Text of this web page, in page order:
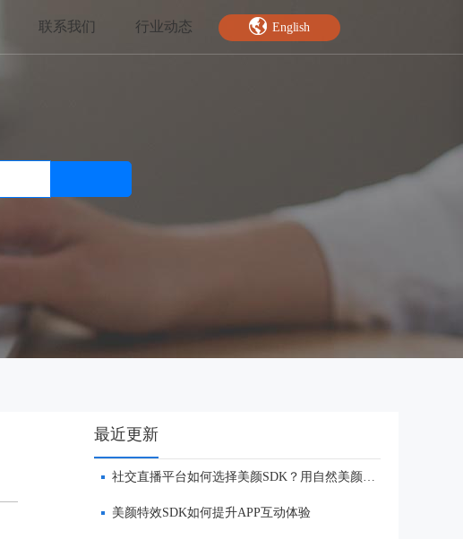
人脸关键点
AI人像分割
联系我们 行业动态 English
最近更新
社交直播平台如何选择美颜SDK？用自然美颜与实时特效提升用户粘性
美颜特效SDK如何提升APP互动体验